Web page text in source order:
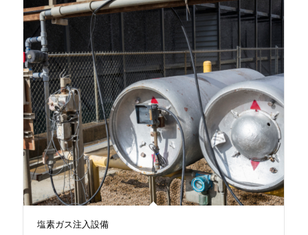
塩素ガス注入設備